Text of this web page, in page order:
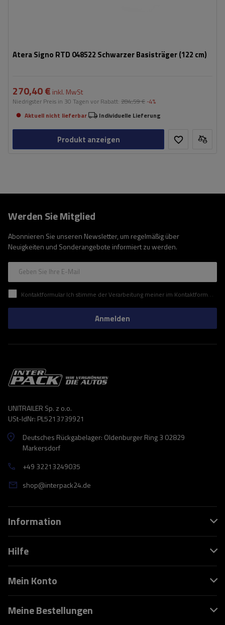
Atera Signo RTD 048522 Schwarzer Basisträger (122 cm)
270,40 € inkl. MwSt
Niedrigster Preis in 30 Tagen vor Rabatt: 284,59 € -4%
Aktuell nicht lieferbar
Individuelle Lieferung
Produkt anzeigen
Werden Sie Mitglied
Abonnieren Sie unseren Newsletter, um regelmäßig über
Neuigkeiten und Sonderangebote informiert zu werden.
Geben Sie Ihre E-Mail
Kontaktformular Ich stimme der Verarbeitung meiner im Kontaktformular enthaltenen personenbezogenen Daten gemäß der Verordnung (EU) des Europäischen Parlaments und des Rates zu.
Anmelden
UNITRAILER Sp. z o.o.
USt-IdNr: PL5213739921
Deutsches Rückgabelager: Oldenburger Ring 3 02829
Markersdorf
+49 32213249035
shop@interpack24.de
Information
Hilfe
Mein Konto
Meine Bestellungen